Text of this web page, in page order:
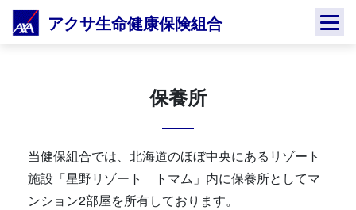
Skip
アクサ生命健康保険組合
保養所
当健保組合では、北海道のほぼ中央にあるリゾート
施設「星野リゾート トマム」内に保養所としてマ
ンション2部屋を所有しております。